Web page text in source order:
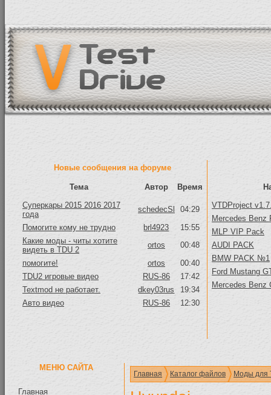
Новые сообщения на форуме
Тема Автор
Время
Суперкары 2015 2016 2017
года
schedecSl
04:29
Помогите кому не трудно
brl4923
15:55
Какие моды - читы хотите
видеть в TDU 2
ortos
00:48
помогите!
ortos
00:40
TDU2 игровые видео
RUS-86
17:42
Textmod не работает.
dkey03rus
19:34
Авто видео
RUS-86 12:30
VTDProject
Mercedes Benz
MLP VIP Pack
AUDI PACK
BMW PACK №1
Ford Mustang
Mercedes Benz
МЕНЮ САЙТА
Главная
Главная Каталог файлов Моды для